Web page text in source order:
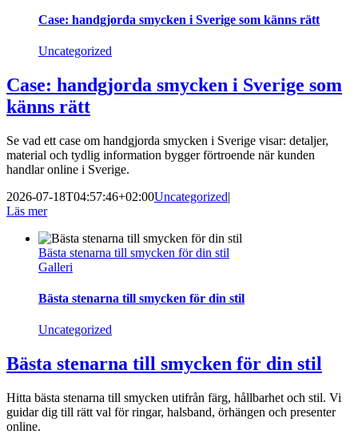
Case: handgjorda smycken i Sverige som känns rätt
Uncategorized
Case: handgjorda smycken i Sverige som
känns rätt
Se vad ett case om handgjorda smycken i Sverige visar: detaljer,
material och tydlig information bygger förtroende när kunden
handlar online i Sverige.
2026-07-18T04:57:46+02:00Uncategorized|
Läs mer
Bästa stenarna till smycken för din stil
Galleri
Bästa stenarna till smycken för din stil
Uncategorized
Bästa stenarna till smycken för din stil
Hitta bästa stenarna till smycken utifrån färg, hållbarhet och stil. Vi
guidar dig till rätt val för ringar, halsband, örhängen och presenter
online.